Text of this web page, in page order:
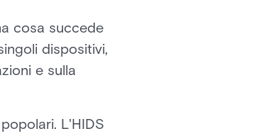
cosa succede
dispositivi,
e sulla
L'HIDS